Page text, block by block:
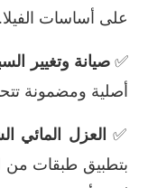
على أساسات الفيلا.
✅صيانة وتغيير
أصلية ومضمونة
✅ العزل المائي
بتطبيق طبقات من